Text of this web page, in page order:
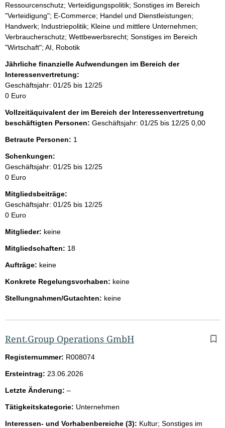
Ressourcenschutz; Verteidigungspolitik; Sonstiges im Bereich
"Verteidigung"; E-Commerce; Handel und Dienstleistungen;
Handwerk; Industriepolitik; Kleine und mittlere Unternehmen;
Verbraucherschutz; Wettbewerbsrecht; Sonstiges im Bereich
"Wirtschaft"; AI, Robotik
Jährliche finanzielle Aufwendungen im Bereich der
Interessenvertretung:
Geschäftsjahr: 01/25 bis 12/25
0 Euro
Vollzeitäquivalent der im Bereich der Interessenvertretung
beschäftigten Personen: Geschäftsjahr: 01/25 bis 12/25 0,00
Betraute Personen: 1
Schenkungen:
Geschäftsjahr: 01/25 bis 12/25
0 Euro
Mitgliedsbeiträge:
Geschäftsjahr: 01/25 bis 12/25
0 Euro
Mitglieder: keine
Mitgliedschaften: 18
Aufträge: keine
Konkrete Regelungsvorhaben: keine
Stellungnahmen/Gutachten: keine
Rent.Group Operations GmbH
Registernummer: R008074
Ersteintrag: 23.06.2026
Letzte Änderung: –l
e
r
Tätigkeitskategorie: Unternehmen
Interessen- und Vorhabenbereiche (3): Kultur; Sonstiges im